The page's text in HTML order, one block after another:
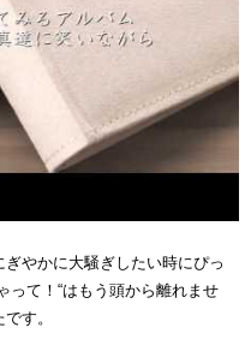
やかに大騒ぎしたい時にぴっ
って！“はもう頭から離れませ
す。